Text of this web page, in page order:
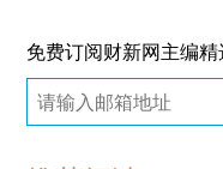
免费订阅财新网主编